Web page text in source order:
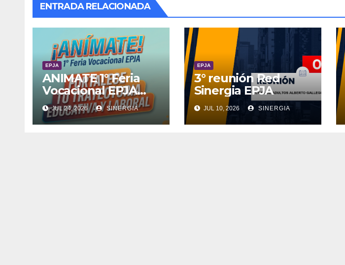
ENTRADA RELACIONADA
EPJA
ANIMATE 1° Feria
Vocacional EPJA
2026
JUL 24, 2026 SINERGIA
EPJA
3° reunión Red
Sinergia EPJA
JUL 10, 2026 SINERGIA